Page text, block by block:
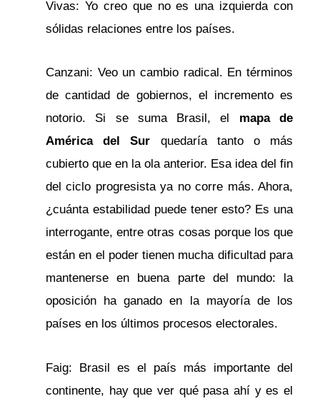
Vivas: Yo creo que no es una izquierda con
sólidas relaciones entre los países.
Canzani: Veo un cambio radical. En términos
de cantidad de gobiernos, el incremento es
notorio. Si se suma Brasil, el mapa de
América del Sur quedaría tanto o más
cubierto que en la ola anterior. Esa idea del fin
del ciclo progresista ya no corre más. Ahora,
¿cuánta estabilidad puede tener esto? Es una
interrogante, entre otras cosas porque los que
están en el poder tienen mucha dificultad para
mantenerse en buena parte del mundo: la
oposición ha ganado en la mayoría de los
países en los últimos procesos electorales.
Faig: Brasil es el país más importante del
continente, hay que ver qué pasa ahí y es el